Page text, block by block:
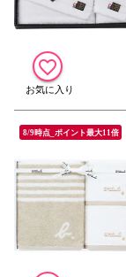
8/9時点_ポイント最大11倍